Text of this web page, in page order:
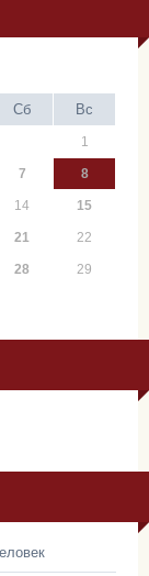
Сб Вс
1
7 8
14 15
21 22
28 29